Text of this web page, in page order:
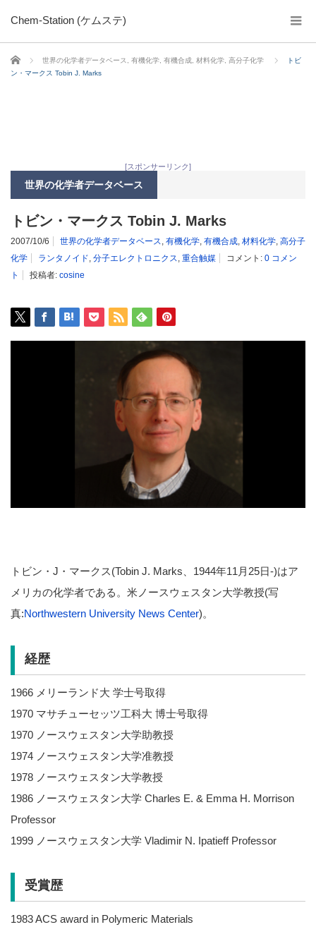
Chem-Station (ケムステ)
ホーム 世界の化学者データベース 有機化学 有機合成 材料化学 高分子化学
トビ
ン・マークス Tobin J. Marks
[スポンサーリンク]
世界の化学者データベース
トビン・マークス Tobin J. Marks
2007/10/6 世界の化学者データベース, 有機化学, 有機合成, 材料化学, 高分子
化学
ランタノイド, 分子エレクトロニクス, 重合触媒 コメント: 0 コメン
ト
投稿者: cosine
トビン・J・マークス(Tobin J. Marks、1944年11月25日-)はア
メリカの化学者である。米ノースウェスタン大学教授(写
真:Northwestern University News Center)。
経歴
1966 メリーランド大 学士号取得
1970 マサチューセッツ工科大 博士号取得
1970 ノースウェスタン大学助教授
1974 ノースウェスタン大学准教授
1978 ノースウェスタン大学教授
1986 ノースウェスタン大学 Charles E. & Emma H. Morrison
Professor
1999 ノースウェスタン大学 Vladimir N. Ipatieff Professor
受賞歴
1983 ACS award in Polymeric Materials